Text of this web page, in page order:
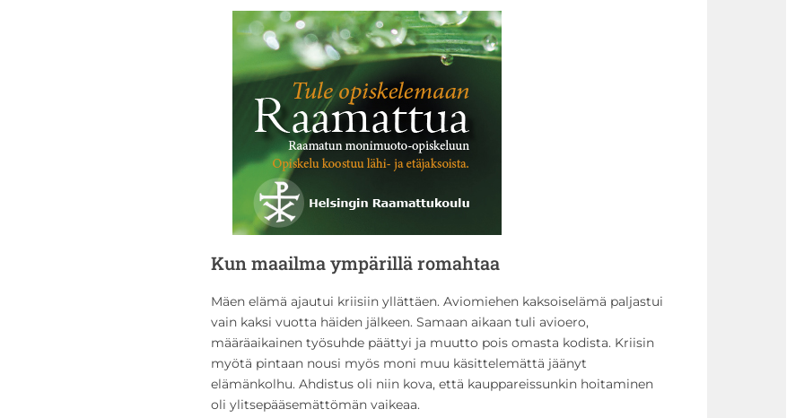
Kun maailma ympärillä romahtaa
Mäen elämä ajautui kriisiin yllättäen. Aviomiehen kaksoiselämä paljastui
vain kaksi vuotta häiden jälkeen. Samaan aikaan tuli avioero,
määräaikainen työsuhde päättyi ja muutto pois omasta kodista. Kriisin
myötä pintaan nousi myös moni muu käsittelemättä jäänyt
elämänkolhu. Ahdistus oli niin kova, että kauppareissunkin hoitaminen
oli ylitsepääsemättömän vaikeaa.